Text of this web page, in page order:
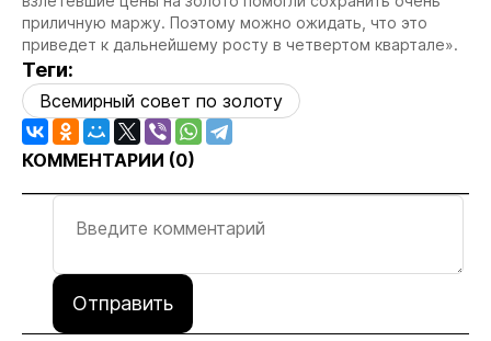
приличную маржу. Поэтому можно ожидать, что это
приведет к дальнейшему росту в четвертом квартале».
Теги:
Всемирный совет по золоту
КОММЕНТАРИИ (0)
Отправить